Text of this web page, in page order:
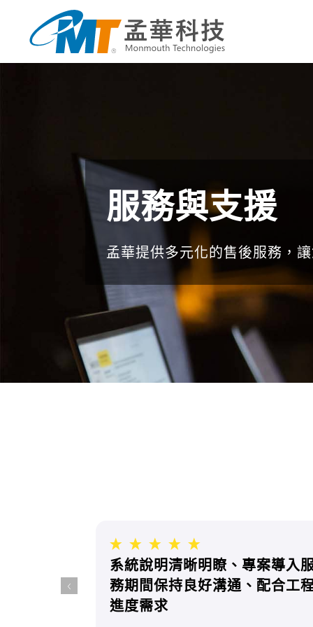
服務與支援
孟華提供多元化的售後服務，
系統說明清晰明瞭、專案導入
務期間保持良好溝通、配合工
進度需求